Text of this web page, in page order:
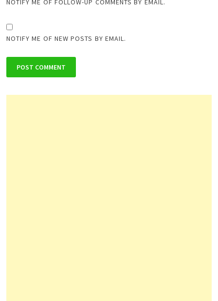
NOTIFY ME OF FOLLOW-UP COMMENTS BY EMAIL.
NOTIFY ME OF NEW POSTS BY EMAIL.